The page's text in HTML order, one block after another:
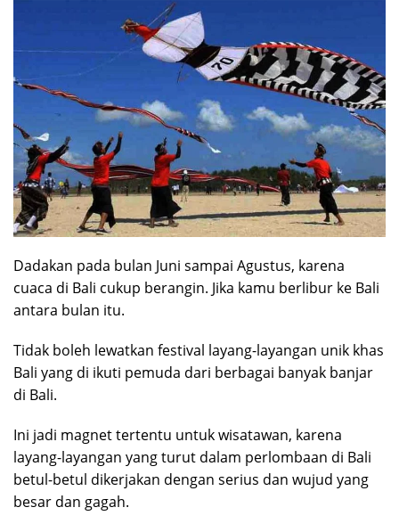
Dadakan pada bulan Juni sampai Agustus, karena
cuaca di Bali cukup berangin. Jika kamu berlibur ke Bali
antara bulan itu.
Tidak boleh lewatkan festival layang-layangan unik khas
Bali yang di ikuti pemuda dari berbagai banyak banjar
di Bali.
Ini jadi magnet tertentu untuk wisatawan, karena
layang-layangan yang turut dalam perlombaan di Bali
betul-betul dikerjakan dengan serius dan wujud yang
besar dan gagah.